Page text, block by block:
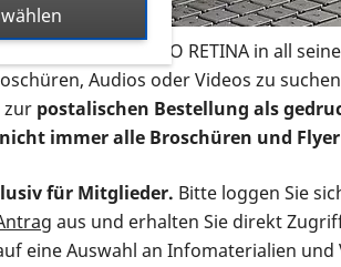
Infomaterial der PRO RETINA in all
Audios oder Videos zu
zur postalischen Bestellung als
nicht immer alle Broschüren und
für Mitglieder. Bitte loggen Sie
aus und erhalten Sie direkt
eine Auswahl an Infomaterialien und